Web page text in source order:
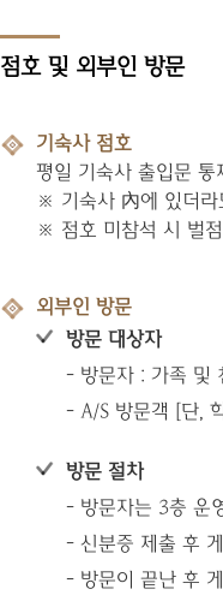
점호 및 외부인 방문
기숙사 점호
평일 기숙사 출입문
※ 기숙사 內에 있더
※ 점호 미참석 시 벌
외부인 방문
방문 대상자
- 방문자 : 가족 및
- A/S 방문객 [단,
방문 절차
- 방문자는 3층 운
- 신분증 제출 후
- 방문이 끝난 후